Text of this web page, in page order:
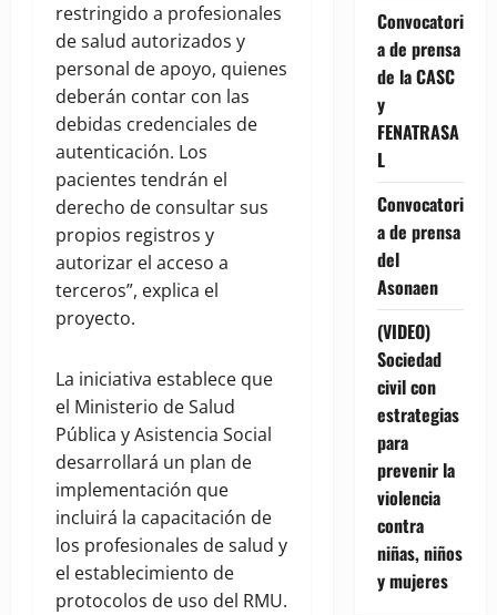
restringido a profesionales
de salud autorizados y
personal de apoyo, quienes
deberán contar con las
debidas credenciales de
autenticación. Los
pacientes tendrán el
derecho de consultar sus
propios registros y
autorizar el acceso a
terceros”, explica el
proyecto.
La iniciativa establece que
el Ministerio de Salud
Pública y Asistencia Social
desarrollará un plan de
implementación que
incluirá la capacitación de
los profesionales de salud y
el establecimiento de
protocolos de uso del RMU.
Convocatori
a de prensa
de la CASC
y
FENATRASA
L
Convocatori
a de prensa
del
Asonaen
(VIDEO)
Sociedad
civil con
estrategias
para
prevenir la
violencia
contra
niñas, niños
y mujeres